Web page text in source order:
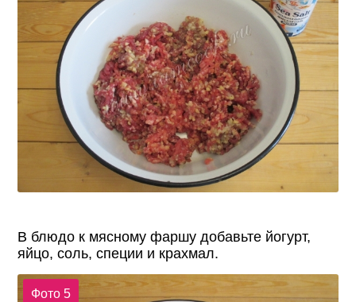
В блюдо к мясному фаршу добавьте йогурт,
яйцо, соль, специи и крахмал.
Фото 5